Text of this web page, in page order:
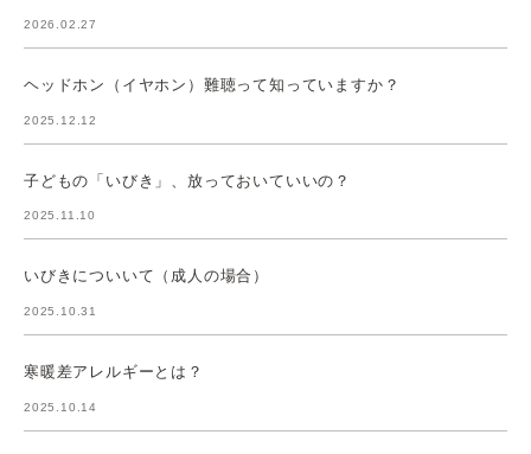
2026.02.27
ヘッドホン（イヤホン）難聴って知っていますか？
2025.12.12
子どもの「いびき」、放っておいていいの？
2025.11.10
いびきについいて（成人の場合）
2025.10.31
寒暖差アレルギーとは？
2025.10.14